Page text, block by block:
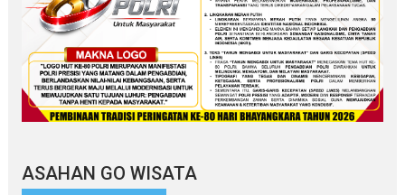
ASAHAN GO WISATA